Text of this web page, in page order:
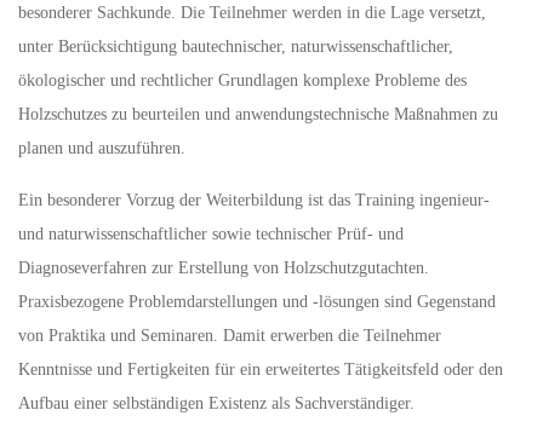
besonderer Sachkunde. Die Teilnehmer werden in die Lage versetzt,
unter Berücksichtigung bautechnischer, naturwissenschaftlicher,
ökologischer und rechtlicher Grundlagen komplexe Probleme des
Holzschutzes zu beurteilen und anwendungstechnische Maßnahmen zu
planen und auszuführen.
Ein besonderer Vorzug der Weiterbildung ist das Training ingenieur-
und naturwissenschaftlicher sowie technischer Prüf- und
Diagnoseverfahren zur Erstellung von Holzschutzgutachten.
Praxisbezogene Problemdarstellungen und -lösungen sind Gegenstand
von Praktika und Seminaren. Damit erwerben die Teilnehmer
Kenntnisse und Fertigkeiten für ein erweitertes Tätigkeitsfeld oder den
Aufbau einer selbständigen Existenz als Sachverständiger.